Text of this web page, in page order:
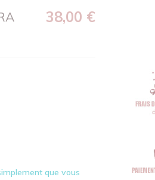
38,00 €
que vous